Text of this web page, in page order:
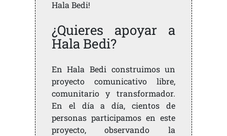
Hala Bedi!
¿Quieres apoyar a
Hala Bedi?
En Hala Bedi construimos un
proyecto comunicativo libre,
comunitario y transformador.
En el día a día, cientos de
personas participamos en este
proyecto, observando la